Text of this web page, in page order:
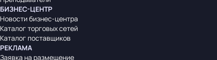
БИЗНЕС-ЦЕНТР
Новости бизнес-центра
Каталог торговых сетей
Каталог поставщиков
РЕКЛАМА
Заявка на размещение